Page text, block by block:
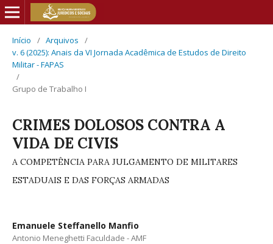
Início / Arquivos
/
v. 6 (2025): Anais da VI Jornada Acadêmica de Estudos de Direito
Militar - FAPAS
/
Grupo de Trabalho I
CRIMES DOLOSOS CONTRA A
VIDA DE CIVIS
A COMPETÊNCIA PARA JULGAMENTO DE MILITARES
ESTADUAIS E DAS FORÇAS ARMADAS
Emanuele Steffanello Manfio
Antonio Meneghetti Faculdade - AMF